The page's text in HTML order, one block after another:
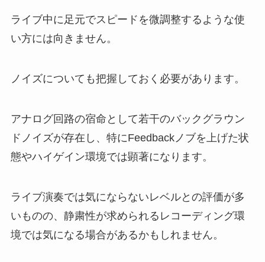
ライブ中に足元でスピードを微調整するような使
い方には向きません。
ノイズについても把握しておく必要があります。
アナログ回路の宿命として若干のバックグラウン
ドノイズが存在し、特にFeedbackノブを上げた状
態やハイゲイン環境では顕著になります。
ライブ演奏では気にならないレベルとの評価が多
いものの、静粛性が求められるレコーディング環
境では気になる場合があるかもしれません。